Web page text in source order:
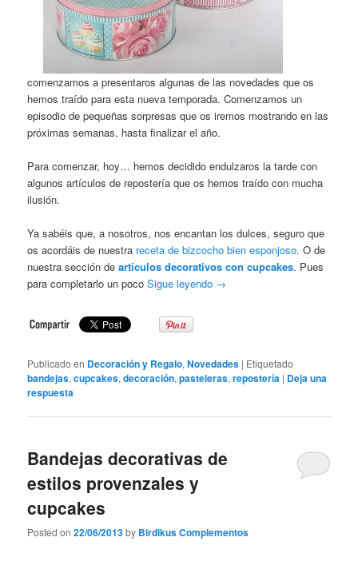
comenzamos a presentaros algunas de las novedades que os
hemos traído para esta nueva temporada. Comenzamos un
episodio de pequeñas sorpresas que os iremos mostrando en las
próximas semanas, hasta finalizar el año.
Para comenzar, hoy… hemos decidido endulzaros la tarde con
algunos artículos de repostería que os hemos traído con mucha
ilusión.
Ya sabéis que, a nosotros, nos encantan los dulces, seguro que
os acordáis de nuestra receta de bizcocho bien esponjoso. O de
nuestra sección deartículos decorativos con cupcakes. Pues
para completarlo un pocoSigue leyendo →
Publicado en Decoración y Regalo,Novedades | Etiquetado
bandejas,cupcakes,decoración,pasteleras,repostería | Deja una
respuesta
Bandejas decorativas de
estilos provenzales y
cupcakes
Posted on22/06/2013by Birdikus Complementos